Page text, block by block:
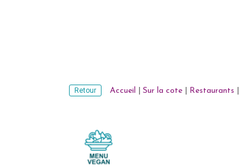
Retour Accueil Sur la cote Restaurants